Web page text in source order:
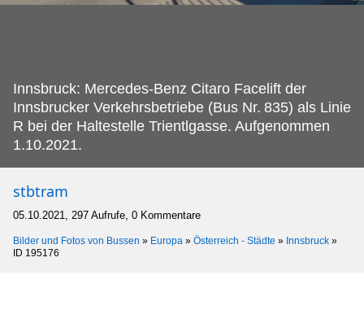
Innsbruck: Mercedes-Benz Citaro Facelift der
Innsbrucker Verkehrsbetriebe (Bus Nr. 835) als Linie
R bei der Haltestelle Trientlgasse. Aufgenommen
1.10.2021.
stbtram
05.10.2021, 297 Aufrufe, 0 Kommentare
Bilder und Fotos von Bussen » Europa » Österreich - Städte » Innsbruck »
ID 195176